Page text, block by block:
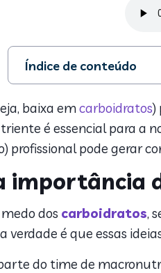
Índice de conteúdo
1. Afinal, qual a importância
2. Cortar carboidratos
3. Dicas e cuidados
baixa emcarboidratos)
é essencial para a
profissional pode gerar
importância
dos carboidratos,
verdade é que essas
do time de